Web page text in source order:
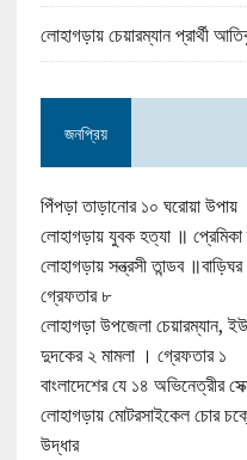
লোহাগড়ায় চেয়ারম্যান প্রার্থী
জনপ্রিয়
পিঁপড়া তাড়ানোর ১০ ঘরোয়া উপায়
লোহাগড়ায় যুবক হত্যা ॥ প্রেমিকা
লোহাগড়ায় সন্ত্রসী তান্ডব
গ্রেফতার ৮
লোহাগড়া উপজেলা চেয়ারম্যান,
দুদকের ২ মামলা । গ্রেফতার ১
বাংলাদেশের যে ১৪ অভিনেত্রীর
লোহাগড়ায় মোটরসাইকেল চোর
উদ্ধার